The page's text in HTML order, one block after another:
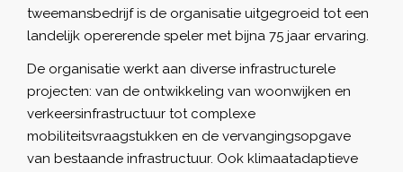
tweemansbedrijf is de organisatie uitgegroeid tot een
landelijk opererende speler met bijna 75 jaar ervaring.
De organisatie werkt aan diverse infrastructurele
projecten: van de ontwikkeling van woonwijken en
verkeersinfrastructuur tot complexe
mobiliteitsvraagstukken en de vervangingsopgave
van bestaande infrastructuur. Ook klimaatadaptieve